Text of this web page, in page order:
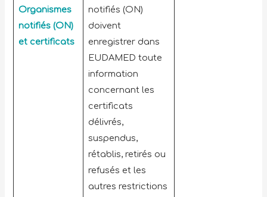
Organismes
notifiés (ON)
et certificats
notifiés (ON)
doivent
enregistrer dans
EUDAMED toute
information
concernant les
certificats
délivrés,
suspendus,
rétablis, retirés ou
refusés et les
autres restrictions